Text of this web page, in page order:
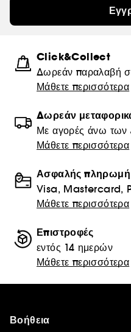
Click&Collect
Δωρεάν παραλαβή
Μάθετε περισσότερα
Δωρεάν
Με αγορές άνω των
Μάθετε περισσότερα
Ασφαλής πληρωμή
Visa, Mastercard,
Μάθετε περισσότερα
Επιστροφές
εντός 14 ημερών
Μάθετε περισσότερα
Βοήθεια